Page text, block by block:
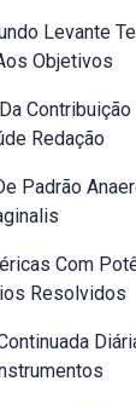
Levante
Objetivos
Redação
Padrão
Com
Resolvidos